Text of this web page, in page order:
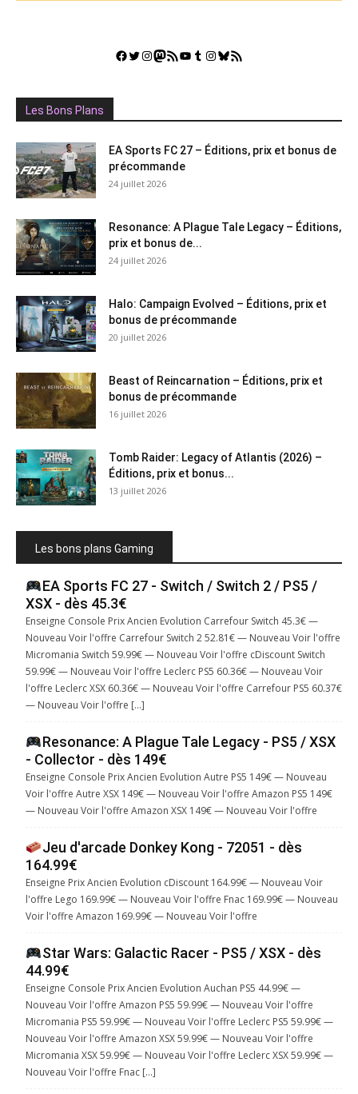
Facebook
Twitter
Instagram
Mastodon
Flux RSSYouTube
Tumblr
Instagram
Bluesky
GestGame
Les Bons Plans
EA Sports FC 27 – Éditions, prix et bonus de
précommande
24 juillet 2026
Resonance: A Plague Tale Legacy – Éditions,
prix et bonus de...
24 juillet 2026
Halo: Campaign Evolved – Éditions, prix et
bonus de précommande
20 juillet 2026
Beast of Reincarnation – Éditions, prix et
bonus de précommande
16 juillet 2026
Tomb Raider: Legacy of Atlantis (2026) –
Éditions, prix et bonus...
13 juillet 2026
Les bons plans Gaming
EA Sports FC 27 - Switch / Switch 2 / PS5 /
XSX - dès 45.3€
Enseigne Console Prix Ancien Evolution Carrefour Switch 45.3€ —
Nouveau Voir l'offre Carrefour Switch 2 52.81€ — Nouveau Voir l'offre
Micromania Switch 59.99€ — Nouveau Voir l'offre cDiscount Switch
59.99€ — Nouveau Voir l'offre Leclerc PS5 60.36€ — Nouveau Voir
l'offre Leclerc XSX 60.36€ — Nouveau Voir l'offre Carrefour PS5 60.37€
— Nouveau Voir l'offre […]
Resonance: A Plague Tale Legacy - PS5 / XSX
- Collector - dès 149€
Enseigne Console Prix Ancien Evolution Autre PS5 149€ — Nouveau
Voir l'offre Autre XSX 149€ — Nouveau Voir l'offre Amazon PS5 149€
— Nouveau Voir l'offre Amazon XSX 149€ — Nouveau Voir l'offre
Jeu d'arcade Donkey Kong - 72051 - dès
164.99€
Enseigne Prix Ancien Evolution cDiscount 164.99€ — Nouveau Voir
l'offre Lego 169.99€ — Nouveau Voir l'offre Fnac 169.99€ — Nouveau
Voir l'offre Amazon 169.99€ — Nouveau Voir l'offre
Star Wars: Galactic Racer - PS5 / XSX - dès
44.99€
Enseigne Console Prix Ancien Evolution Auchan PS5 44.99€ —
Nouveau Voir l'offre Amazon PS5 59.99€ — Nouveau Voir l'offre
Micromania PS5 59.99€ — Nouveau Voir l'offre Leclerc PS5 59.99€ —
Nouveau Voir l'offre Amazon XSX 59.99€ — Nouveau Voir l'offre
Micromania XSX 59.99€ — Nouveau Voir l'offre Leclerc XSX 59.99€ —
Nouveau Voir l'offre Fnac […]